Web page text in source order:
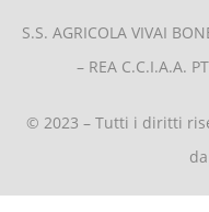
S.S. AGRICOLA VIVAI
– REA C.C.I.A.A.
© 2023 – Tutti i diritti
da